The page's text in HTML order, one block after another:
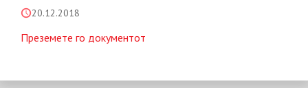
20.12.2018
Преземете го документот